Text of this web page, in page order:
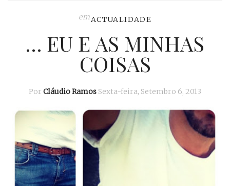
emACTUALIDADE
… EU E AS MINHAS
COISAS
Por Cláudio Ramos Sexta-feira, Setembro 6, 2013